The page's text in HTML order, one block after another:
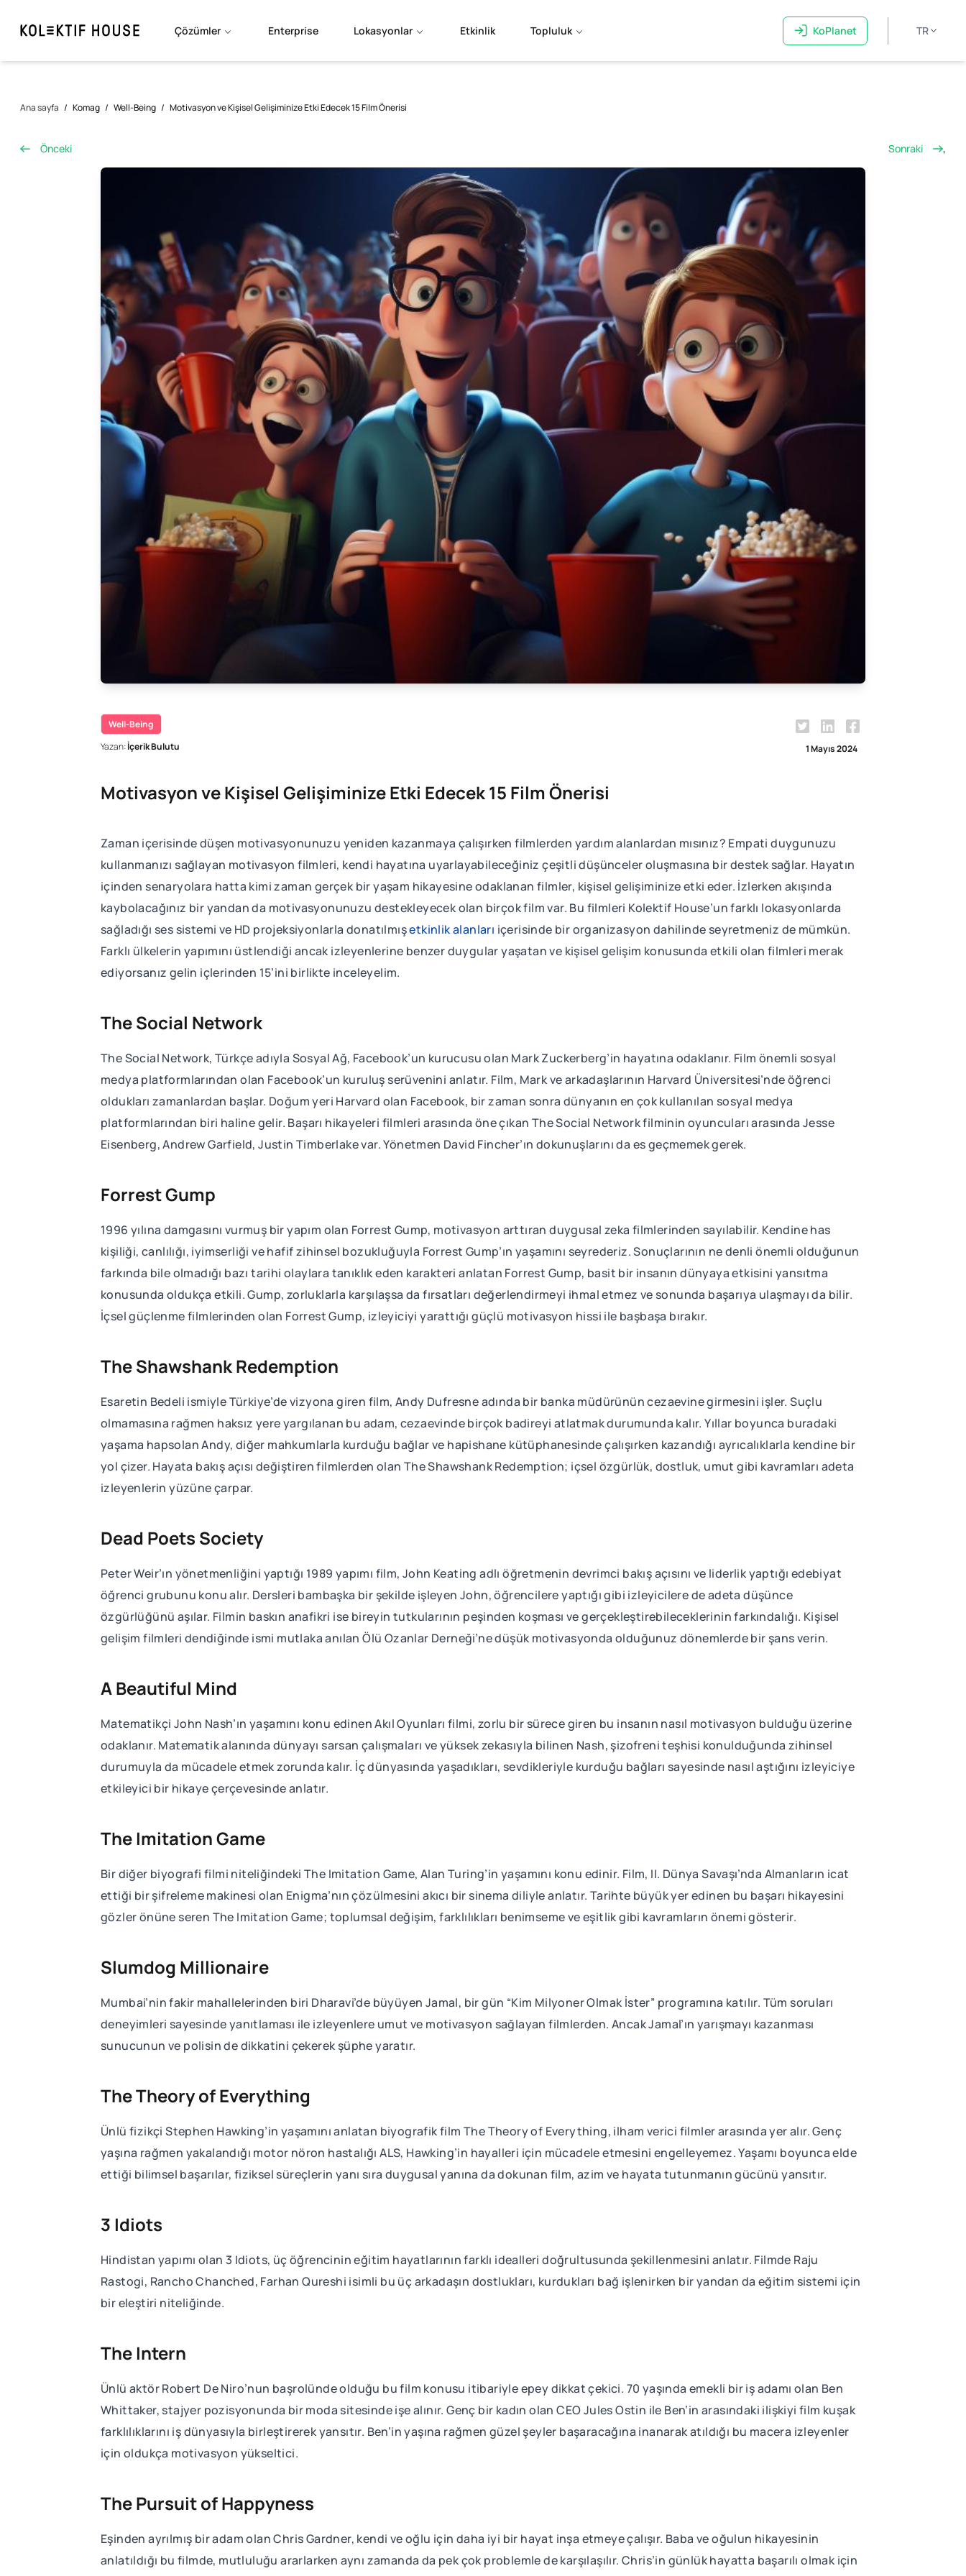
Çözümler Enterprise Lokasyonlar Etkinlik Topluluk KoPlanet TR
Ana sayfa / Komag / Well-Being / Motivasyon ve Kişisel Gelişiminize Etki Edecek 15 Film Önerisi
Önceki Sonraki ,
Well-Being
Yazan:İçerik Bulutu 1 Mayıs 2024
Motivasyon ve Kişisel Gelişiminize Etki Edecek 15 Film Önerisi
Zaman içerisinde düşen motivasyonunuzu yeniden kazanmaya çalışırken filmlerden yardım alanlardan mısınız? Empati duygunuzu
kullanmanızı sağlayan motivasyon filmleri, kendi hayatına uyarlayabileceğiniz çeşitli düşünceler oluşmasına bir destek sağlar. Hayatın
içinden senaryolara hatta kimi zaman gerçek bir yaşam hikayesine odaklanan filmler, kişisel gelişiminize etki eder. İzlerken akışında
kaybolacağınız bir yandan da motivasyonunuzu destekleyecek olan birçok film var. Bu filmleri Kolektif House’un farklı lokasyonlarda
sağladığı ses sistemi ve HD projeksiyonlarla donatılmışetkinlik alanları içerisinde bir organizasyon dahilinde seyretmeniz de mümkün.
Farklı ülkelerin yapımını üstlendiği ancak izleyenlerine benzer duygular yaşatan ve kişisel gelişim konusunda etkili olan filmleri merak
ediyorsanız gelin içlerinden 15’ini birlikte inceleyelim.
The Social Network
The Social Network, Türkçe adıyla Sosyal Ağ, Facebook’un kurucusu olan Mark Zuckerberg’in hayatına odaklanır. Film önemli sosyal
medya platformlarından olan Facebook’un kuruluş serüvenini anlatır. Film, Mark ve arkadaşlarının Harvard Üniversitesi’nde öğrenci
oldukları zamanlardan başlar. Doğum yeri Harvard olan Facebook, bir zaman sonra dünyanın en çok kullanılan sosyal medya
platformlarından biri haline gelir. Başarı hikayeleri filmleri arasında öne çıkan The Social Network filminin oyuncuları arasında Jesse
Eisenberg, Andrew Garfield, Justin Timberlake var. Yönetmen David Fincher’ın dokunuşlarını da es geçmemek gerek.
Forrest Gump
1996 yılına damgasını vurmuş bir yapım olan Forrest Gump, motivasyon arttıran duygusal zeka filmlerinden sayılabilir. Kendine has
kişiliği, canlılığı, iyimserliği ve hafif zihinsel bozukluğuyla Forrest Gump’ın yaşamını seyrederiz. Sonuçlarının ne denli önemli olduğunun
farkında bile olmadığı bazı tarihi olaylara tanıklık eden karakteri anlatan Forrest Gump, basit bir insanın dünyaya etkisini yansıtma
konusunda oldukça etkili. Gump, zorluklarla karşılaşsa da fırsatları değerlendirmeyi ihmal etmez ve sonunda başarıya ulaşmayı da bilir.
İçsel güçlenme filmlerinden olan Forrest Gump, izleyiciyi yarattığı güçlü motivasyon hissi ile başbaşa bırakır.
The Shawshank Redemption
Esaretin Bedeli ismiyle Türkiye’de vizyona giren film, Andy Dufresne adında bir banka müdürünün cezaevine girmesini işler. Suçlu
olmamasına rağmen haksız yere yargılanan bu adam, cezaevinde birçok badireyi atlatmak durumunda kalır. Yıllar boyunca buradaki
yaşama hapsolan Andy, diğer mahkumlarla kurduğu bağlar ve hapishane kütüphanesinde çalışırken kazandığı ayrıcalıklarla kendine bir
yol çizer. Hayata bakış açısı değiştiren filmlerden olan The Shawshank Redemption; içsel özgürlük, dostluk, umut gibi kavramları adeta
izleyenlerin yüzüne çarpar.
Dead Poets Society
Peter Weir’ın yönetmenliğini yaptığı 1989 yapımı film, John Keating adlı öğretmenin devrimci bakış açısını ve liderlik yaptığı edebiyat
öğrenci grubunu konu alır. Dersleri bambaşka bir şekilde işleyen John, öğrencilere yaptığı gibi izleyicilere de adeta düşünce
özgürlüğünü aşılar. Filmin baskın anafikri ise bireyin tutkularının peşinden koşması ve gerçekleştirebileceklerinin farkındalığı. Kişisel
gelişim filmleri dendiğinde ismi mutlaka anılan Ölü Ozanlar Derneği’ne düşük motivasyonda olduğunuz dönemlerde bir şans verin.
A Beautiful Mind
Matematikçi John Nash’ın yaşamını konu edinen Akıl Oyunları filmi, zorlu bir sürece giren bu insanın nasıl motivasyon bulduğu üzerine
odaklanır. Matematik alanında dünyayı sarsan çalışmaları ve yüksek zekasıyla bilinen Nash, şizofreni teşhisi konulduğunda zihinsel
durumuyla da mücadele etmek zorunda kalır. İç dünyasında yaşadıkları, sevdikleriyle kurduğu bağları sayesinde nasıl aştığını izleyiciye
etkileyici bir hikaye çerçevesinde anlatır.
The Imitation Game
Bir diğer biyografi filmi niteliğindeki The Imitation Game, Alan Turing’in yaşamını konu edinir. Film, II. Dünya Savaşı’nda Almanların icat
ettiği bir şifreleme makinesi olan Enigma’nın çözülmesini akıcı bir sinema diliyle anlatır. Tarihte büyük yer edinen bu başarı hikayesini
gözler önüne seren The Imitation Game; toplumsal değişim, farklılıkları benimseme ve eşitlik gibi kavramların önemi gösterir.
Slumdog Millionaire
Mumbai’nin fakir mahallelerinden biri Dharavi’de büyüyen Jamal, bir gün “Kim Milyoner Olmak İster” programına katılır. Tüm soruları
deneyimleri sayesinde yanıtlaması ile izleyenlere umut ve motivasyon sağlayan filmlerden. Ancak Jamal’ın yarışmayı kazanması
sunucunun ve polisin de dikkatini çekerek şüphe yaratır.
The Theory of Everything
Ünlü fizikçi Stephen Hawking’in yaşamını anlatan biyografik film The Theory of Everything, ilham verici filmler arasında yer alır. Genç
yaşına rağmen yakalandığı motor nöron hastalığı ALS, Hawking’in hayalleri için mücadele etmesini engelleyemez. Yaşamı boyunca elde
ettiği bilimsel başarılar, fiziksel süreçlerin yanı sıra duygusal yanına da dokunan film, azim ve hayata tutunmanın gücünü yansıtır.
3 Idiots
Hindistan yapımı olan 3 Idiots, üç öğrencinin eğitim hayatlarının farklı idealleri doğrultusunda şekillenmesini anlatır. Filmde Raju
Rastogi, Rancho Chanched, Farhan Qureshi isimli bu üç arkadaşın dostlukları, kurdukları bağ işlenirken bir yandan da eğitim sistemi için
bir eleştiri niteliğinde.
The Intern
Ünlü aktör Robert De Niro’nun başrolünde olduğu bu film konusu itibariyle epey dikkat çekici. 70 yaşında emekli bir iş adamı olan Ben
Whittaker, stajyer pozisyonunda bir moda sitesinde işe alınır. Genç bir kadın olan CEO Jules Ostin ile Ben’in arasındaki ilişkiyi film kuşak
farklılıklarını iş dünyasıyla birleştirerek yansıtır. Ben’in yaşına rağmen güzel şeyler başaracağına inanarak atıldığı bu macera izleyenler
için oldukça motivasyon yükseltici.
The Pursuit of Happyness
Eşinden ayrılmış bir adam olan Chris Gardner, kendi ve oğlu için daha iyi bir hayat inşa etmeye çalışır. Baba ve oğulun hikayesinin
anlatıldığı bu filmde, mutluluğu ararlarken aynı zamanda da pek çok problemle de karşılaşılır. Chris’in günlük hayatta başarılı olmak için